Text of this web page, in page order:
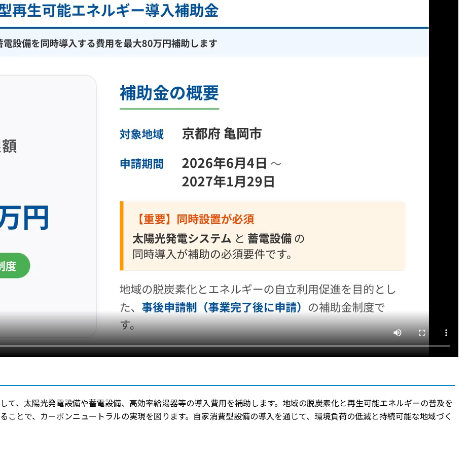
て、太陽光発電設備や蓄電設備、高効率給湯器等の導入費用を補助します。地域の脱炭素化と再生可能エネルギーの普及を
ことで、カーボンニュートラルの実現を図ります。自家消費型設備の導入を通じて、環境負荷の低減と持続可能な地域づく